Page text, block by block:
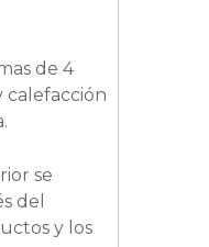
de 4
calefacción
se
del
y los